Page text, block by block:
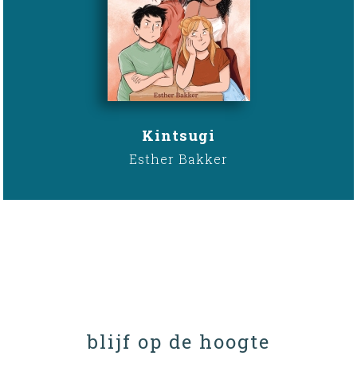
Kintsugi
Esther Bakker
blijf op de hoogte